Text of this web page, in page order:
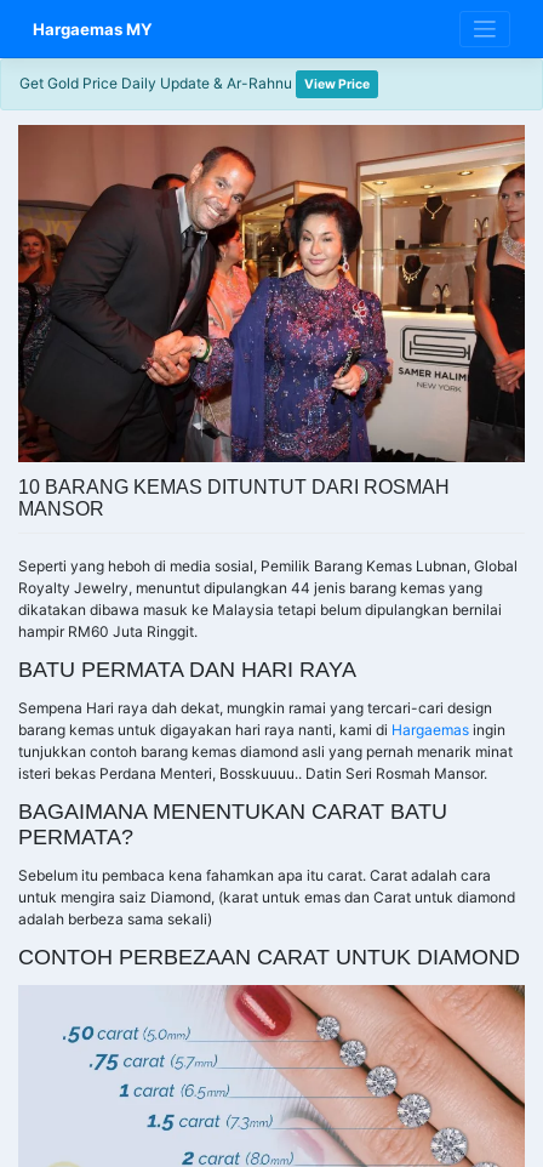
content
Hargaemas MY
Get Gold Price Daily Update & Ar-Rahnu View Price
10 BARANG KEMAS DITUNTUT DARI ROSMAH
MANSOR
Seperti yang heboh di media sosial, Pemilik Barang Kemas Lubnan, Global
Royalty Jewelry, menuntut dipulangkan 44 jenis barang kemas yang
dikatakan dibawa masuk ke Malaysia tetapi belum dipulangkan bernilai
hampir RM60 Juta Ringgit.
BATU PERMATA DAN HARI RAYA
Sempena Hari raya dah dekat, mungkin ramai yang tercari-cari design
barang kemas untuk digayakan hari raya nanti, kami di Hargaemas ingin
tunjukkan contoh barang kemas diamond asli yang pernah menarik minat
isteri bekas Perdana Menteri, Bosskuuuu.. Datin Seri Rosmah Mansor.
BAGAIMANA MENENTUKAN CARAT BATU
PERMATA?
Sebelum itu pembaca kena fahamkan apa itu carat. Carat adalah cara
untuk mengira saiz Diamond, (karat untuk emas dan Carat untuk diamond
adalah berbeza sama sekali)
CONTOH PERBEZAAN CARAT UNTUK DIAMOND